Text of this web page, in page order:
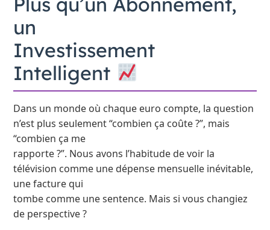
un
Investissement
Intelligent
Dans un monde où chaque euro compte, la question
n’est plus seulement “combien ça coûte ?”, mais
“combien ça me
rapporte ?”. Nous avons l’habitude de voir la
télévision comme une dépense mensuelle inévitable,
une facture qui
tombe comme une sentence. Mais si vous changiez
de perspective ?